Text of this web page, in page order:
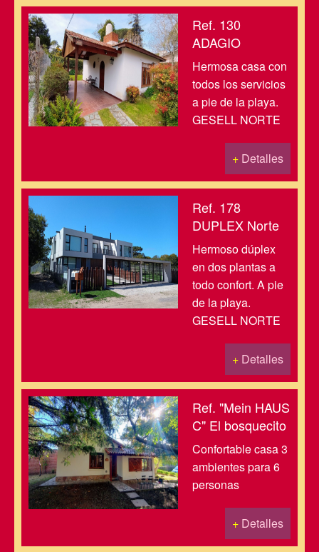
Ref. 130
ADAGIO
Hermosa casa con
todos los servicios
a pie de la playa.
GESELL NORTE
+ Detalles
Ref. 178
DUPLEX Norte
Hermoso dúplex
en dos plantas a
todo confort. A pie
de la playa.
GESELL NORTE
+ Detalles
Ref. "Mein HAUS
C" El bosquecito
Confortable casa 3
ambientes para 6
personas
+ Detalles